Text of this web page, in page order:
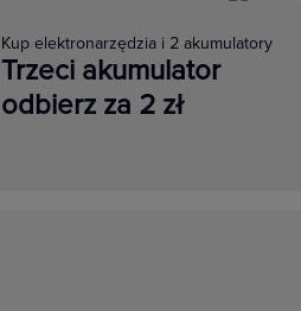
Kup elektronarzędzia i 2 akumulatory
Trzeci akumulator
odbierz za 2 zł